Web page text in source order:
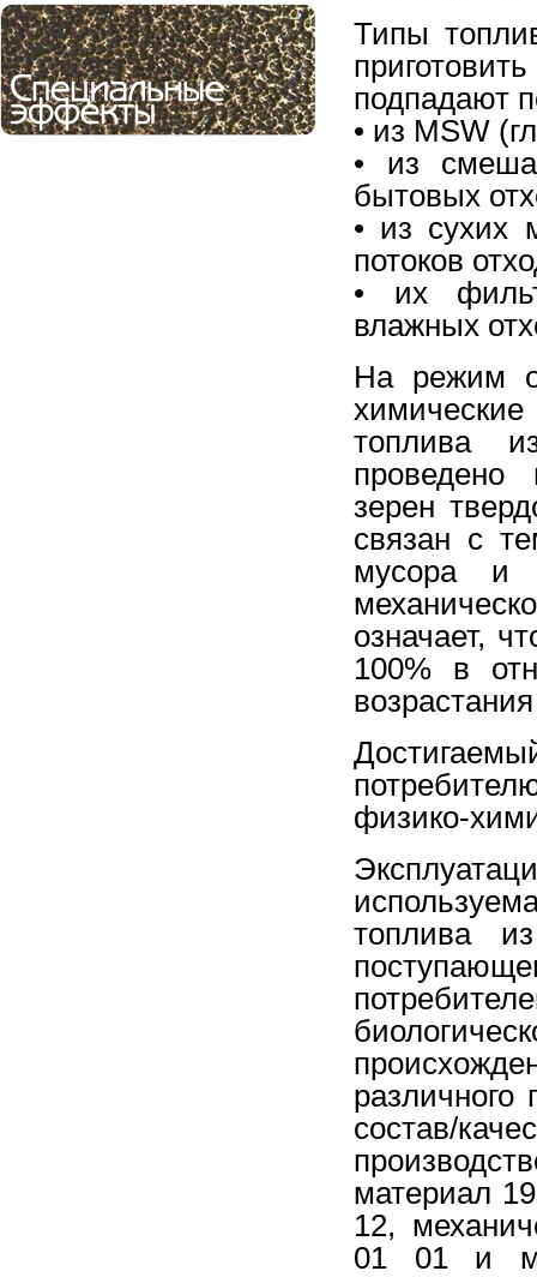
Типы
подпадают
• из MSW
• из
бытовых
• из сухих
потоков
• их
влажных
На режим
топлива
проведено
зерен
связан с
мусора и
означает,
100% в
физико-
топлива
состав/
материал
12,
01 01 и